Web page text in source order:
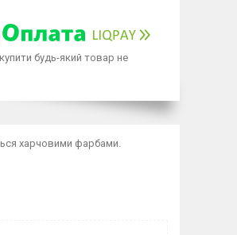
будь-який товар не
харчовими фарбами.